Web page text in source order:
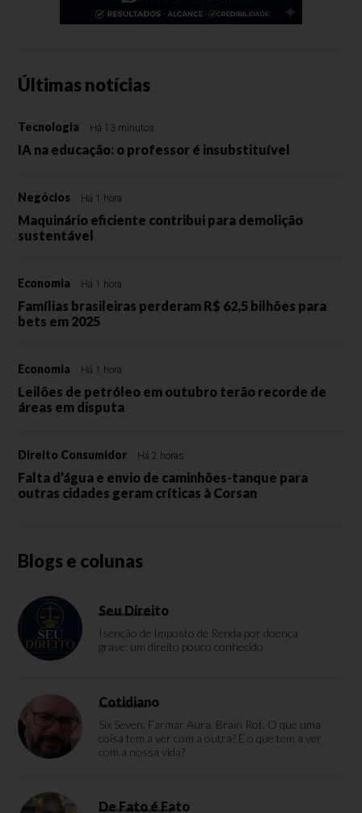
Últimas notícias
Tecnologia Há 13 minutos
IA na educação: o professor é insubstituível
Negócios Há 1 hora
Maquinário eficiente contribui para demolição
sustentável
Economia Há 1 hora
Famílias brasileiras perderam R$ 62,5 bilhões para
bets em 2025
Economia Há 1 hora
Leilões de petróleo em outubro terão recorde de
áreas em disputa
Direito Consumidor Há 2 horas
Falta d’água e envio de caminhões-tanque para
outras cidades geram críticas à Corsan
Blogs e colunas
Seu Direito
Isenção de Imposto de Renda por doença
grave: um direito pouco conhecido
Cotidiano
Six Seven, Farmar Aura, Brain Rot. O que uma
coisa tem a ver com a outra? E o que tem a ver
com a nossa vida?
De Fato é Fato